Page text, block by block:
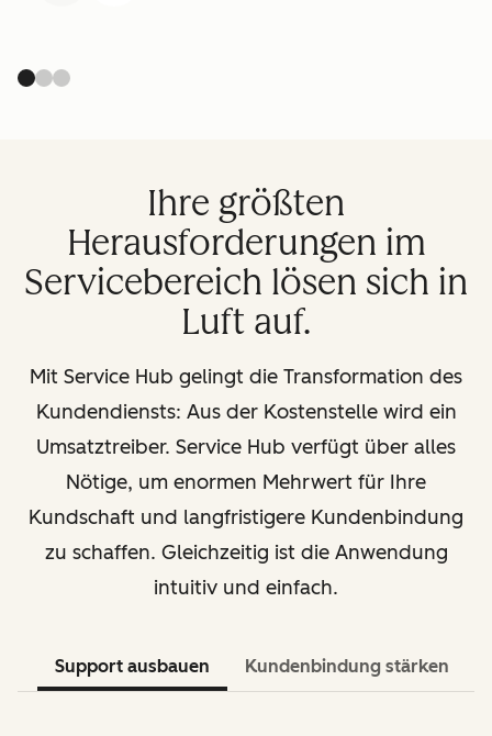
Ihre größten
Herausforderungen im
Servicebereich lösen sich in
Luft auf.
Mit Service Hub gelingt die Transformation des
Kundendiensts: Aus der Kostenstelle wird ein
Umsatztreiber. Service Hub verfügt über alles
Nötige, um enormen Mehrwert für Ihre
Kundschaft und langfristigere Kundenbindung
zu schaffen. Gleichzeitig ist die Anwendung
intuitiv und einfach.
Support ausbauen Kundenbindung stärken